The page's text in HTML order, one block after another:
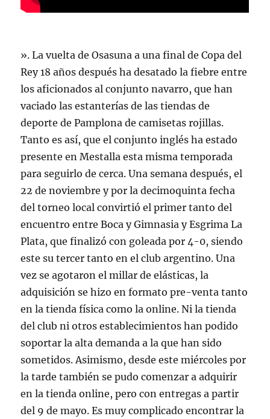
». La vuelta de Osasuna a una final de Copa del
Rey 18 años después ha desatado la fiebre entre
los aficionados al conjunto navarro, que han
vaciado las estanterías de las tiendas de
deporte de Pamplona de camisetas rojillas.
Tanto es así, que el conjunto inglés ha estado
presente en Mestalla esta misma temporada
para seguirlo de cerca. Una semana después, el
22 de noviembre y por la decimoquinta fecha
del torneo local convirtió el primer tanto del
encuentro entre Boca y Gimnasia y Esgrima La
Plata, que finalizó con goleada por 4-0, siendo
este su tercer tanto en el club argentino. Una
vez se agotaron el millar de elásticas, la
adquisición se hizo en formato pre-venta tanto
en la tienda física como la online. Ni la tienda
del club ni otros establecimientos han podido
soportar la alta demanda a la que han sido
sometidos. Asimismo, desde este miércoles por
la tarde también se pudo comenzar a adquirir
en la tienda online, pero con entregas a partir
del 9 de mayo. Es muy complicado encontrar la